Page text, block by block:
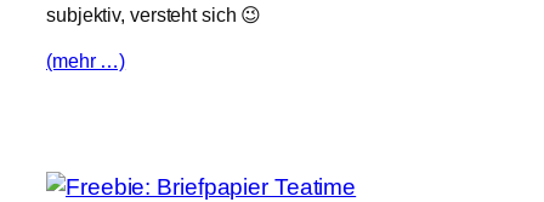
subjektiv, versteht sich 😉
(mehr …)